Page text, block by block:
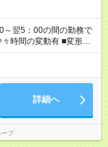
もらうこともありま
お給料は「みなし」と
・・ でもファイブでは
けの深夜業務では心か
期間】試
形態、給与は本採用時
～翌5：00の間の勤務で
変動有 ■変形労
時間：1時間程度～2時
定労働時間：173時間 ■
電考慮あり ※曜日によ
間は勤務時間による ■
時間：42時間程度
詳細へ
プ